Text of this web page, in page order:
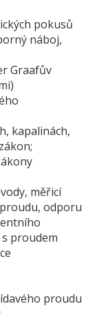
pokusů
náboj,
Graafův
kapalinách,
měřicí
odporu
proudem
proudu